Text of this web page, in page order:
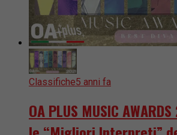
Classifiche5 anni fa
OA PLUS MUSIC